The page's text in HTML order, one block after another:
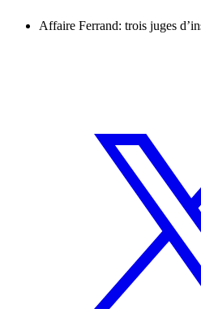
Affaire Ferrand: trois juges